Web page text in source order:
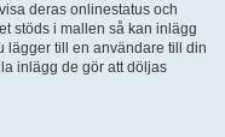
deras onlinestatus och
stöds i mallen så kan inlägg
lägger till en användare till din
inlägg de gör att döljas